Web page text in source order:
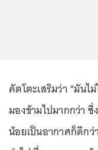
คัตโตะเสริมว่า “มันไ
มองข้ามไปมากกว่า
น้อยเป็นอากาศก็ดีกว่